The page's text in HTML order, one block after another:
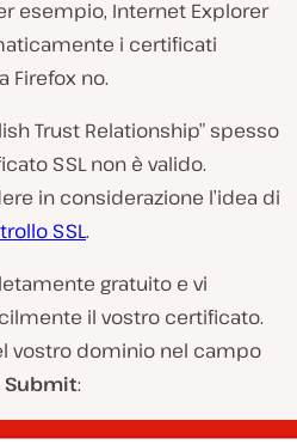
esempio, Internet Explorer
i certificati
Firefox no.
Trust Relationship” spesso
SSL non è valido.
in considerazione l’idea di
SSL.
gratuito e vi
il vostro certificato.
vostro dominio nel campo
Submit: